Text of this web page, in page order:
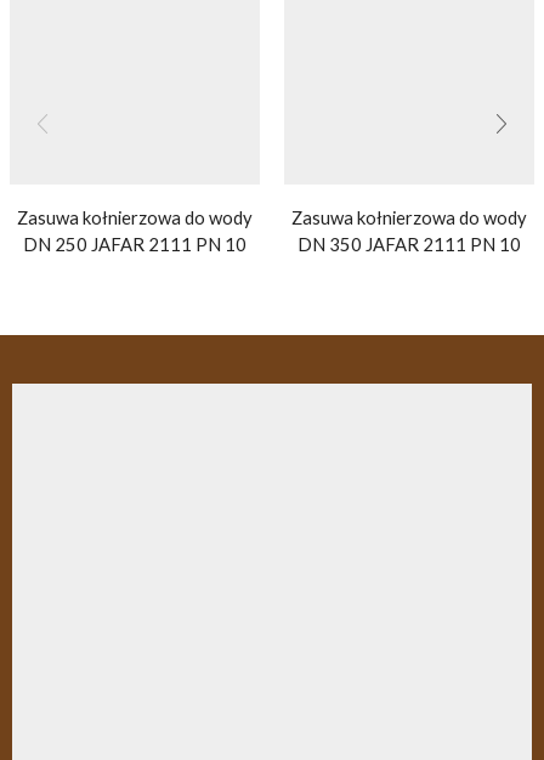
Zasuwa kołnierzowa do wody
DN 250 JAFAR 2111 PN 10
Zasuwa kołnierzowa do wody
DN 350 JAFAR 2111 PN 10